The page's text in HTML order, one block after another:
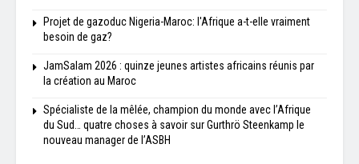
Projet de gazoduc Nigeria-Maroc: l'Afrique a-t-elle vraiment
besoin de gaz?
JamSalam 2026 : quinze jeunes artistes africains réunis par
la création au Maroc
Spécialiste de la mêlée, champion du monde avec l’Afrique
du Sud… quatre choses à savoir sur Gurthrö Steenkamp le
nouveau manager de l’ASBH